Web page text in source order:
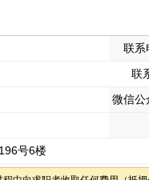
联系
联
微信公
号6楼